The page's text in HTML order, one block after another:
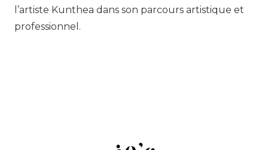
l’artiste Kunthea dans son parcours artistique et
professionnel.